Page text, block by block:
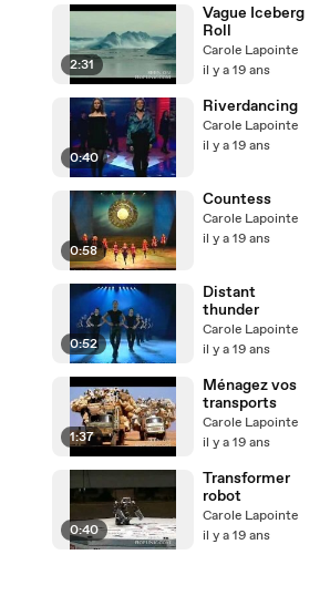
2:31
Vague Iceberg
Roll
Carole Lapointe
il y a 19 ans
0:40
Riverdancing
Carole Lapointe
il y a 19 ans
0:58
Countess
Carole Lapointe
il y a 19 ans
0:52
Distant
thunder
Carole Lapointe
il y a 19 ans
1:37
Ménagez vos
transports
Carole Lapointe
il y a 19 ans
0:40
Transformer
robot
Carole Lapointe
il y a 19 ans